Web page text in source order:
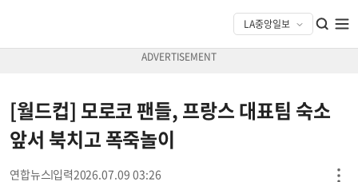
[월드컵] 모로코 팬들, 프랑스 대표팀 숙소
앞서 북치고 폭죽놀이
연합뉴스 2026.07.09 03:26